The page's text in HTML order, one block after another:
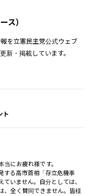
ス）
を立憲民主党公式ウェブ
新・掲載しています。
ト
にお疲れ様です。
する高市首相「存立危機事
いません。自分としては、
、全く賛同できません。皆様